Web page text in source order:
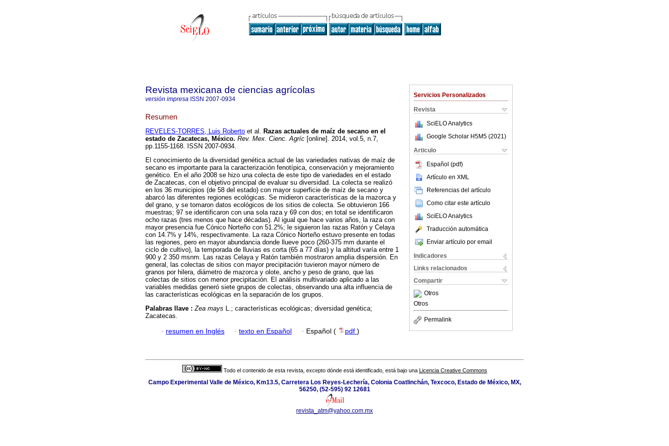
Servicios Personalizados
Revista
SciELO Analytics
Google Scholar H5M5 (2021 )
Articulo
Español (pdf)
Artículo en XML
Referencias del artículo
Como citar este artículo
SciELO Analytics
Traducción automática
Enviar artículo por email
Indicadores
Links relacionados
Compartir
Otros
Otros
Permalink
Revista mexicana de ciencias agrícolas
versión impresa ISSN 2007-0934
Resumen
REVELES-TORRES, Luis Roberto et al. Razas actuales de maíz de secano en el
estado de Zacatecas, México. Rev. Mex. Cienc. Agríc [online]. 2014, vol.5, n.7,
pp.1155-1168. ISSN 2007-0934.
El conocimiento de la diversidad genética actual de las variedades nativas de maíz de
secano es importante para la caracterización fenotípica, conservación y mejoramiento
genético. En el año 2008 se hizo una colecta de este tipo de variedades en el estado
de Zacatecas, con el objetivo principal de evaluar su diversidad. La colecta se realizó
en los 36 municipios (de 58 del estado) con mayor superficie de maíz de secano y
abarcó las diferentes regiones ecológicas. Se midieron características de la mazorca y
del grano, y se tomaron datos ecológicos de los sitios de colecta. Se obtuvieron 166
muestras; 97 se identificaron con una sola raza y 69 con dos; en total se identificaron
ocho razas (tres menos que hace décadas). Al igual que hace varios años, la raza con
mayor presencia fue Cónico Norteño con 51.2%; le siguieron las razas Ratón y Celaya
con 14.7% y 14%, respectivamente. La raza Cónico Norteño estuvo presente en todas
las regiones, pero en mayor abundancia donde llueve poco (260-375 mm durante el
ciclo de cultivo), la temporada de lluvias es corta (65 a 77 días) y la altitud varía entre 1
900 y 2 350 msnm. Las razas Celaya y Ratón también mostraron amplia dispersión. En
general, las colectas de sitios con mayor precipitación tuvieron mayor número de
granos por hilera, diámetro de mazorca y olote, ancho y peso de grano, que las
colectas de sitios con menor precipitación. El análisis multivariado aplicado a las
variables medidas generó siete grupos de colectas, observando una alta influencia de
las características ecológicas en la separación de los grupos.
Palabras llave :Zea mays L.; características ecológicas; diversidad genética;
Zacatecas.
· resumen en Inglés · texto en Español · Español ( pdf )
Todo el contenido de esta revista, excepto dónde está identificado, está bajo una Licencia Creative Commons
Campo Experimental Valle de México, Km13.5, Carretera Los Reyes-Lechería, Colonia Coatlinchán, Texcoco, Estado de México, MX,
56250, (52-595) 92 12681
revista_atm@yahoo.com.mx